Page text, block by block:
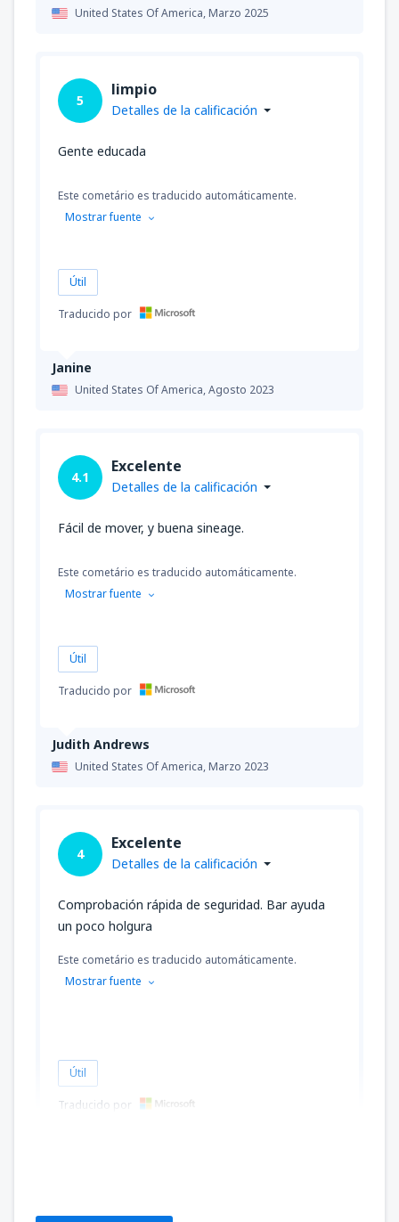
United States Of America,Marzo 2025
Janine
United States Of America,Agosto 2023
5
limpio
Detalles de la calificación
Gente educada
Este cometário es traducido automáticamente.
Mostrar fuente
Útil
Traducido por
Judith Andrews
United States Of America,Marzo 2023
4.1
Excelente
Detalles de la calificación
Fácil de mover, y buena sineage.
Este cometário es traducido automáticamente.
Mostrar fuente
Útil
Traducido por
4
Excelente
Detalles de la calificación
Comprobación rápida de seguridad. Bar ayuda
un poco holgura
Este cometário es traducido automáticamente.
Mostrar fuente
Útil
Traducido por